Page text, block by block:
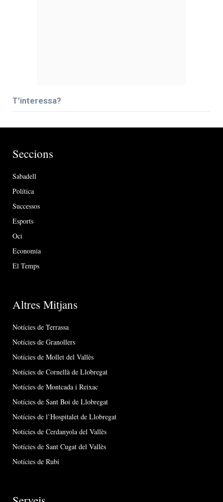
T’interessa?
Seccions
Sabadell
Política
Successos
Esports
Oci
Economia
El Temps
Altres Mitjans
Notícies de Terrassa
Notícies de Granollers
Notícies de Mollet del Vallès
Notícies de Cornellà de Llobregat
Notícies de Montcada i Reixac
Notícies de Sant Boi de Llobregat
Notícies de l’Hospitalet de Llobregat
Notícies de Cerdanyola del Vallès
Notícies de Sant Cugat del Vallès
Notícies de Rubí